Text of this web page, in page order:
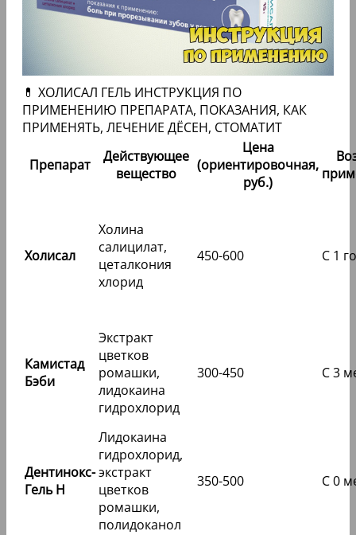
💊 ХОЛИСАЛ ГЕЛЬ ИНСТРУКЦИЯ ПО
ПРИМЕНЕНИЮ ПРЕПАРАТА, ПОКАЗАНИЯ, КАК
ПРИМЕНЯТЬ, ЛЕЧЕНИЕ ДЁСЕН, СТОМАТИТ
Препарат
Действующее
вещество
Цена
(ориентировочная,
руб.)
Холисал
Холина
салицилат,
цеталкония
хлорид
450-600 С 1
Камистад
Бэби
Экстракт
цветков
ромашки,
лидокаина
гидрохлорид
300-450 С 3
Дентинокс-
Гель Н
Лидокаина
гидрохлорид,
экстракт
цветков
ромашки,
полидоканол
350-500 С 0